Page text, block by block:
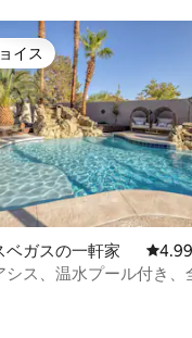
つ星の平均評価
イス
イス
ベガスの一軒家 レビ
シス、温水プール付き、